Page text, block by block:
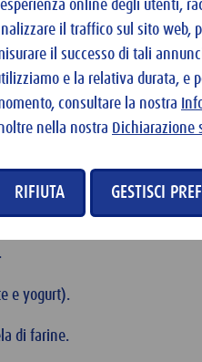
farina di farro e
e yogurt).
di farine.
online degli utenti,
il traffico sul sito web,
il successo di tali
e la relativa durata, e
consultare la nostra
nella nostra Dichiarazione
RIFIUTA GESTISCI